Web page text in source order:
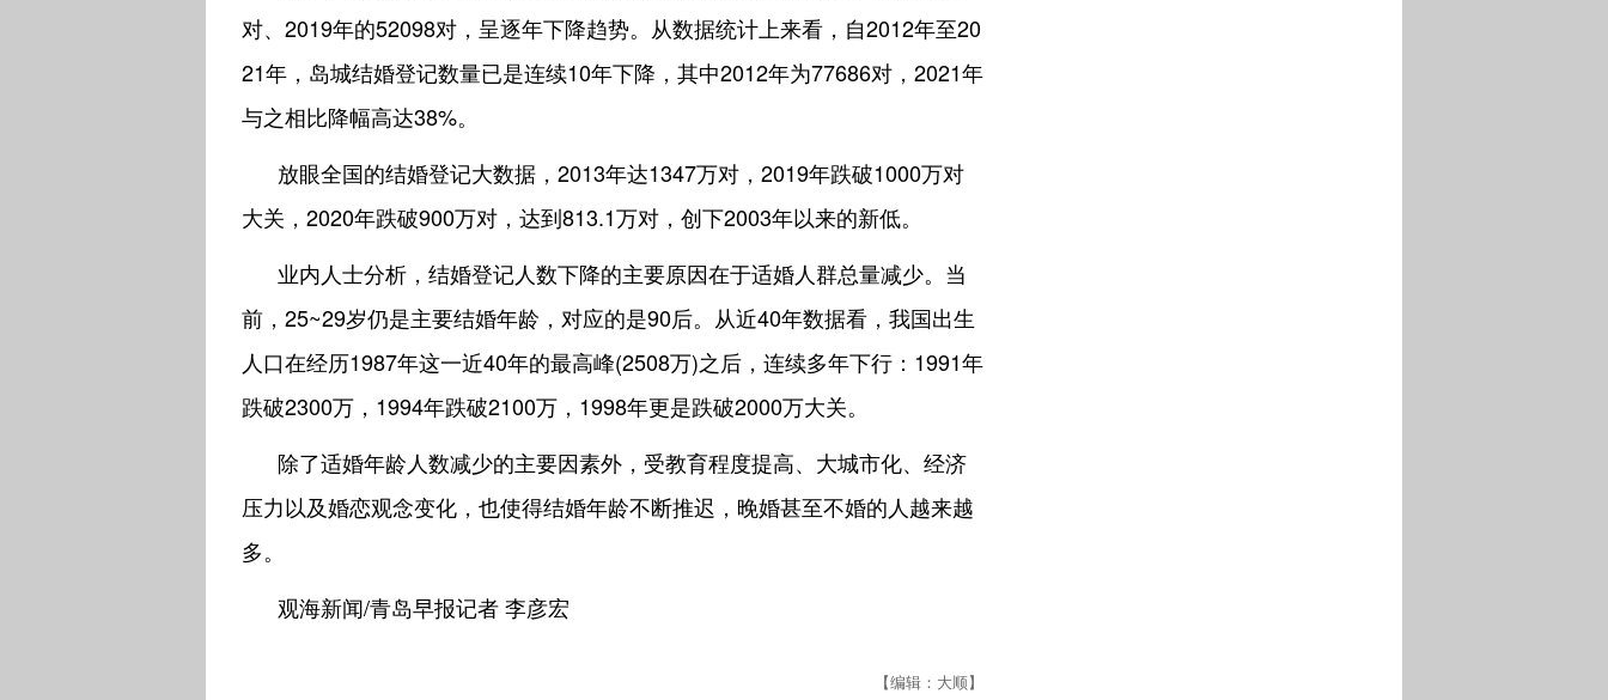
对、2019年的52098对，呈逐年下降趋势。从数据统计上来看，自2012年至20
21年，岛城结婚登记数量已是连续10年下降，其中2012年为77686对，2021年
与之相比降幅高达38%。
放眼全国的结婚登记大数据，2013年达1347万对，2019年跌破1000万对
大关，2020年跌破900万对，达到813.1万对，创下2003年以来的新低。
业内人士分析，结婚登记人数下降的主要原因在于适婚人群总量减少。当
前，25~29岁仍是主要结婚年龄，对应的是90后。从近40年数据看，我国出生
人口在经历1987年这一近40年的最高峰(2508万)之后，连续多年下行：1991年
跌破2300万，1994年跌破2100万，1998年更是跌破2000万大关。
除了适婚年龄人数减少的主要因素外，受教育程度提高、大城市化、经济
压力以及婚恋观念变化，也使得结婚年龄不断推迟，晚婚甚至不婚的人越来越
多。
观海新闻/青岛早报记者 李彦宏
【编辑：大顺】